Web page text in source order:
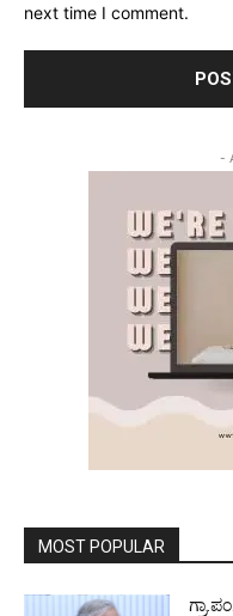
next time I comment.
-
MOST POPULAR